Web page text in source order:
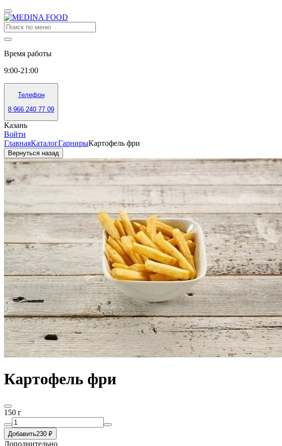
Время работы
9:00-21:00
Телефон
8 966 240 77 09
Казань
Войти
ГлавнаяКаталогГарнирыКартофель фри
Вернуться назад
Картофель фри
150 г
Добавить230 ₽
Дополнительно